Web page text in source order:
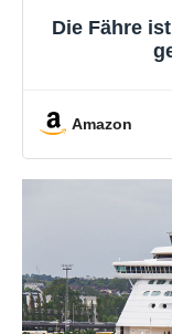
Die Fähre
Amazon